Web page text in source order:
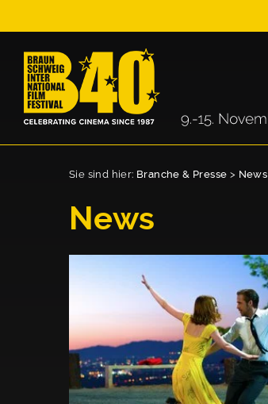
Sie sind hier: Branche & Presse > News
News